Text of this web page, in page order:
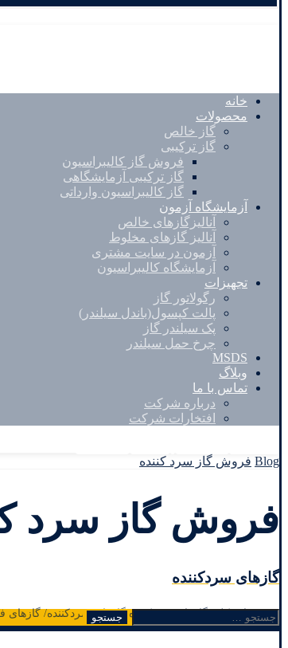
خانه
محصولات
گاز خالص
گاز ترکیبی
فروش گاز کالیبراسیون
گاز ترکیبی آزمایشگاهی
گاز کالیبراسیون وارداتی
آزمایشگاه آزمون
آنالیزگازهای خالص
آنالیز گازهای مخلوط
آزمون در سایت مشتری
آزمایشگاه کالیبراسیون
تجهیزات
رگولاتور گاز
پالت کپسول(باندل سیلندر)
پک سیلندر گاز
چرخ حمل سیلندر
MSDS
وبلاگ
تماس با ما
درباره شرکت
افتخارات شرکت
Blog فروش گاز سرد کننده
فروش گاز سرد
گازهای سردکننده
مشخصات کلی گازهای سردکننده گازهای سردکننده/ گازهای
جستجو
برای: